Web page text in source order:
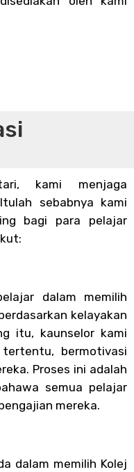
kami menjaga
sebabnya kami
bagi para pelajar
dalam memilih
kelayakan
itu, kaunselor kami
bermotivasi
Proses ini adalah
semua pelajar
mereka.
dalam memilih Kolej